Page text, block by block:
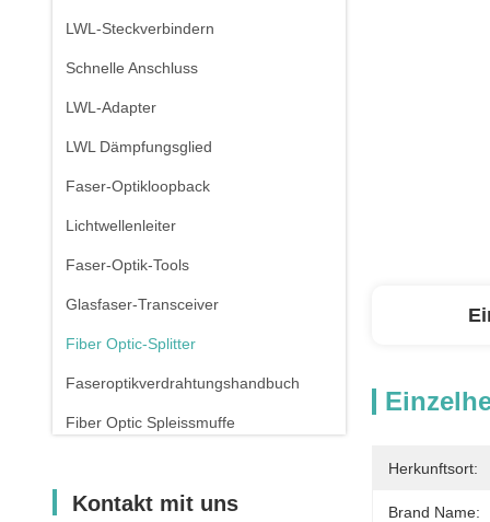
LWL-Steckverbindern
Schnelle Anschluss
LWL-Adapter
LWL Dämpfungsglied
Faser-Optikloopback
Lichtwellenleiter
Faser-Optik-Tools
Glasfaser-Transceiver
Fiber Optic-Splitter
Faseroptikverdrahtungshandbuch
Fiber Optic Spleissmuffe
Rj45 Patch Panel
Kontakt mit uns
Herkunftsort:
Brand Name: